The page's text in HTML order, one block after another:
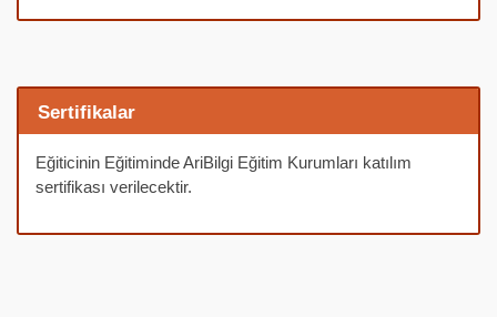
Sertifikalar
Eğiticinin Eğitiminde AriBilgi Eğitim Kurumları katılım
sertifikası verilecektir.